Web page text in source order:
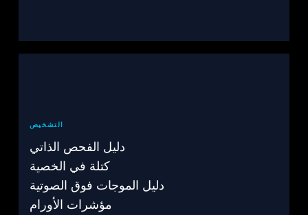
التشخيص
دليل الفحص الذاتي
كتلة في الخصية
دليل الموجات فوق الصوتية
مؤشرات الأورام